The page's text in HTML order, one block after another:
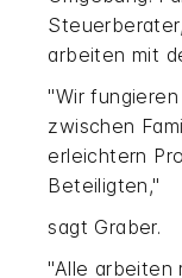
arbeiten mit
"Wir
zwischen
erleichtern
Beteiligten,"
sagt Graber.
"Alle arbeiten